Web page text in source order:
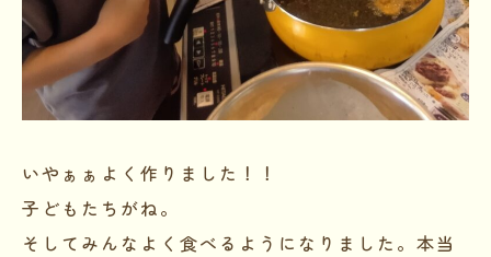
いやぁぁよく作りました！！
子どもたちがね。
そしてみんなよく食べるようになりました。本当